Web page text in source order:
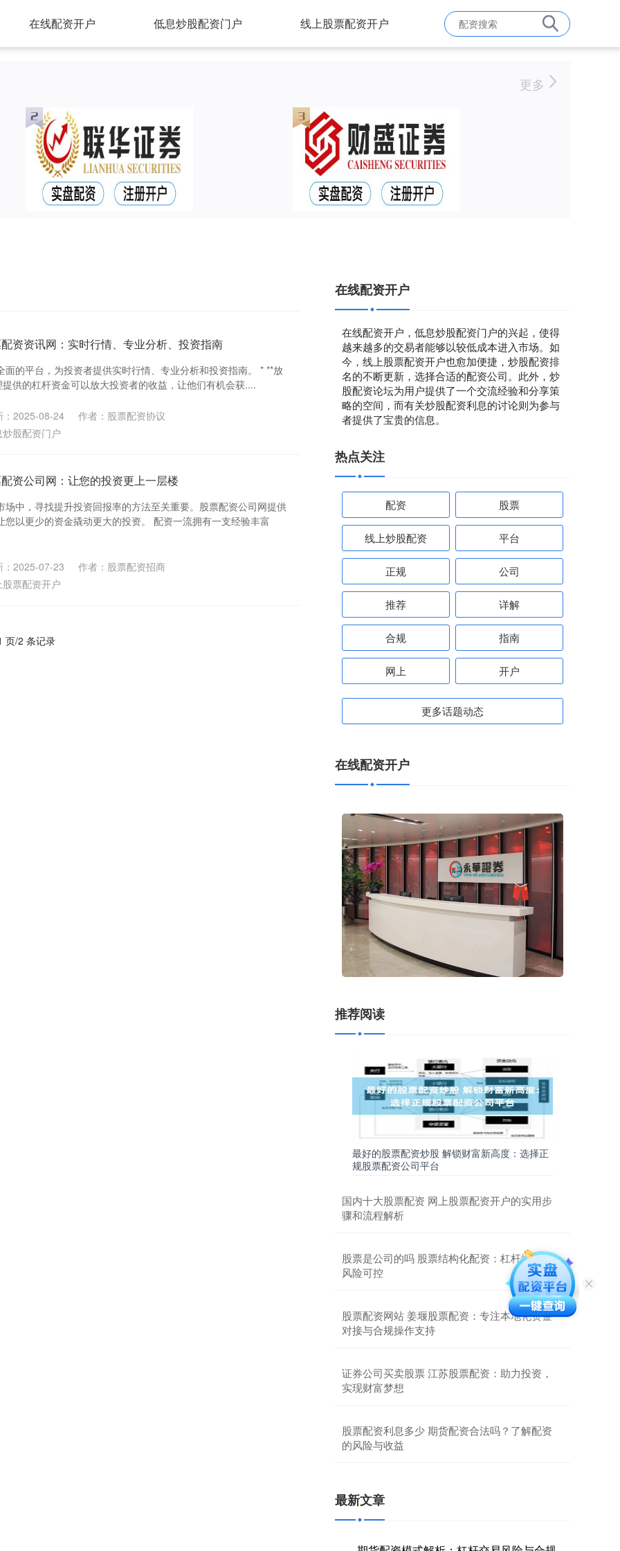
在线配资开户 低息炒股配资门户 线上股票配资开户
更多
资资讯网：实时行情、专业分析、投资指南
面的平台，为投资者提供实时行情、专业分析和投资指南。 * **放
供的杠杆资金可以放大投资者的收益，让他们有机会获....
：2025-08-24
作者：股票配资协议
炒股配资门户
资公司网：让您的投资更上一层楼
场中，寻找提升投资回报率的方法至关重要。股票配资公司网提供
您以更少的资金撬动更大的投资。 配资一流拥有一支经验丰富
：2025-07-23
作者：股票配资招商
股票配资开户
页/2 条记录
在线配资开户
在线配资开户，低息炒股配资门户的兴起，使得
越来越多的交易者能够以较低成本进入市场。如
今，线上股票配资开户也愈加便捷，炒股配资排
名的不断更新，选择合适的配资公司。此外，炒
股配资论坛为用户提供了一个交流经验和分享策
略的空间，而有关炒股配资利息的讨论则为参与
者提供了宝贵的信息。
热点关注
配资 股票
线上炒股配资 平台
正规 公司
推荐 详解
合规 指南
网上 开户
更多话题动态
在线配资开户
推荐阅读
最好的股票配资炒股 解锁财富新高度：选择正
规股票配资公司平台
国内十大股票配资 网上股票配资开户的实用步
骤和流程解析
股票是公司的吗 股票结构化配资：杠杆增益，
风险可控
股票配资网站 姜堰股票配资：专注本地化资金
对接与合规操作支持
证券公司买卖股票 江苏股票配资：助力投资，
实现财富梦想
股票配资利息多少 期货配资合法吗？了解配资
的风险与收益
最新文章